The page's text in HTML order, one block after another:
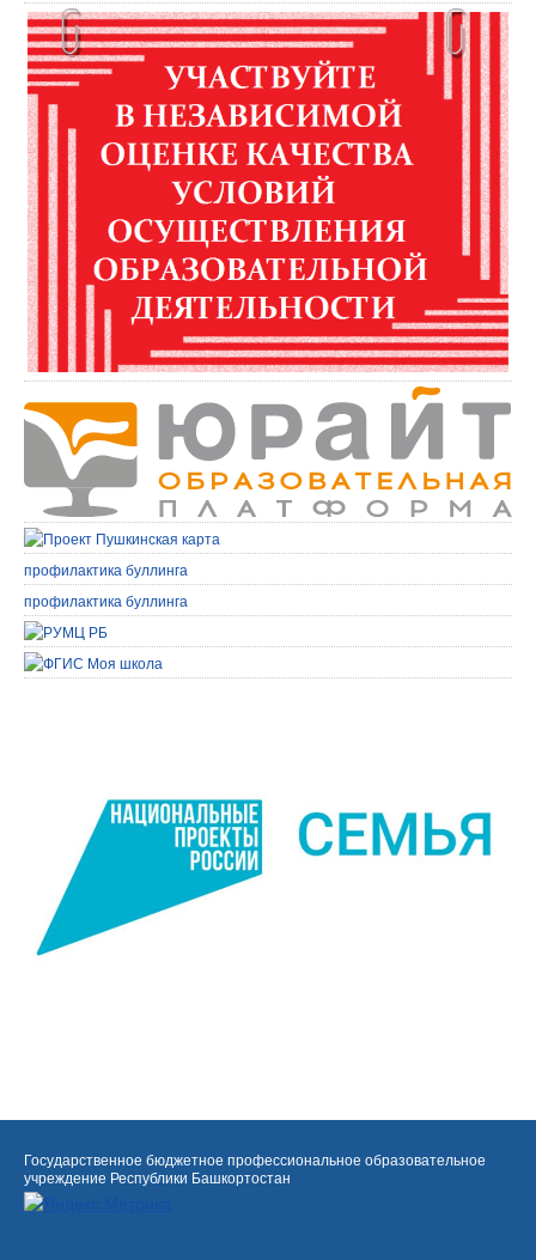
профилактика буллинга
профилактика буллинга
Государственное бюджетное профессиональное образовательное
учреждение Республики Башкортостан